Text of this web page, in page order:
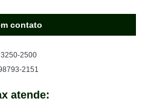
contato
2500
2151
atende: